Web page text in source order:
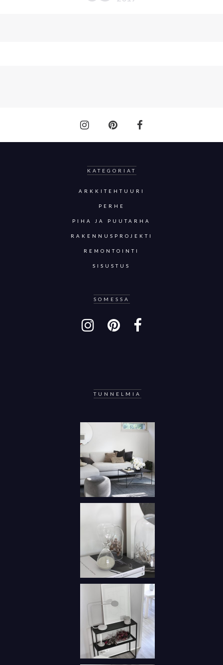
KATEGORIAT
ARKKITEHTUURI
PERHE
PIHA JA PUUTARHA
RAKENNUSPROJEKTI
REMONTOINTI
SISUSTUS
SOMESSA
TUNNELMIA